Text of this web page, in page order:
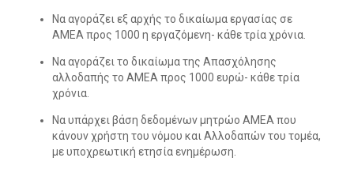
Να αγοράζει εξ αρχής το δικαίωμα εργασίας σε
ΑΜΕΑ προς 1000 η εργαζόμενη- κάθε τρία χρόνια.
Να αγοράζει το δικαίωμα της Απασχόλησης
αλλοδαπής το ΑΜΕΑ προς 1000 ευρώ- κάθε τρία
χρόνια.
Να υπάρχει βάση δεδομένων μητρώο ΑΜΕΑ που
κάνουν χρήστη του νόμου και Αλλοδαπών του τομέα,
με υποχρεωτική ετησία ενημέρωση.